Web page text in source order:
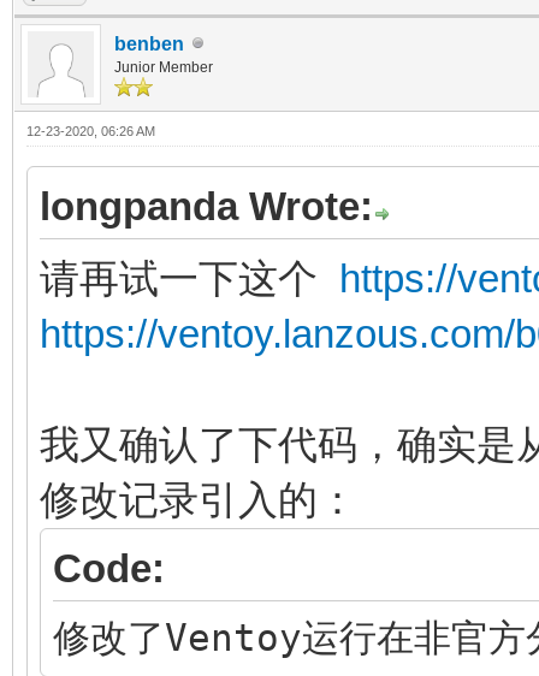
benben
Junior Member
12-23-2020, 06:26 AM
longpanda Wrote:
请再试一下这个 https://
https://ventoy.lanzous.com/
我又确认了下代码，确实是
修改记录引入的：
Code:
修改了Ventoy运行在非官方